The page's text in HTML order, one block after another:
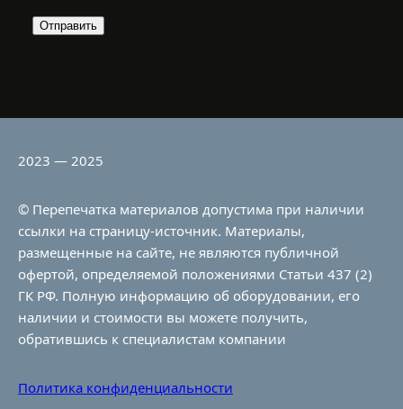
2023 — 2025
© Перепечатка материалов допустима при наличии
ссылки на страницу-источник. Материалы,
размещенные на сайте, не являются публичной
офертой, определяемой положениями Статьи 437 (2)
ГК РФ. Полную информацию об оборудовании, его
наличии и стоимости вы можете получить,
обратившись к специалистам компании
Политика конфиденциальности